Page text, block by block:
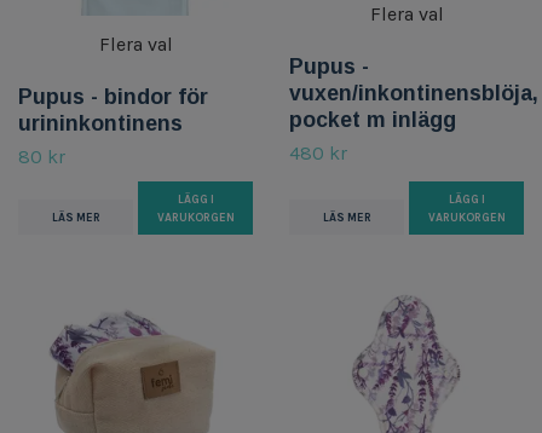
Flera val
Pupus - bindor för
urininkontinens
80 kr
LÄS MER
LÄGG I
VARUKORGEN
Flera val
Pupus -
vuxen/inkontinensblöja,
pocket m inlägg
480 kr
LÄS MER
LÄGG I
VARUKORGEN